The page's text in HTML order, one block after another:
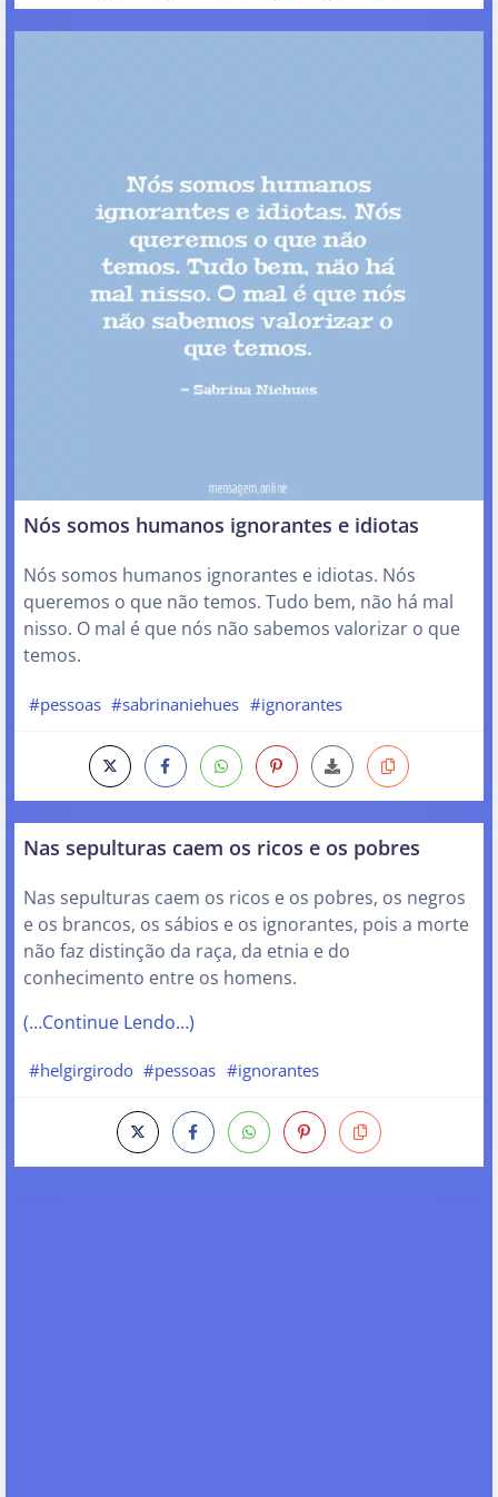
Nós somos humanos ignorantes e idiotas
Nós somos humanos ignorantes e idiotas. Nós
queremos o que não temos. Tudo bem, não há mal
nisso. O mal é que nós não sabemos valorizar o que
temos.
#pessoas #sabrinaniehues #ignorantes
Nas sepulturas caem os ricos e os pobres
Nas sepulturas caem os ricos e os pobres, os negros
e os brancos, os sábios e os ignorantes, pois a morte
não faz distinção da raça, da etnia e do
conhecimento entre os homens.
(…Continue Lendo…)
#helgirgirodo #pessoas #ignorantes